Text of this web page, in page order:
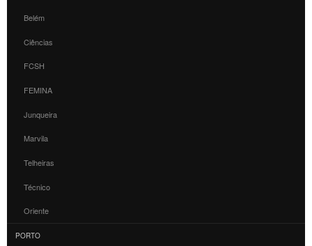
Belém
Ciências
FCSH
FEMINA
Junqueira
Marvila
Telheiras
Técnico
Oriente
PORTO